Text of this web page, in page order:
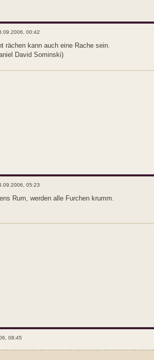
00:42
rächen kann auch eine Rache sein.
David Sominski)
05:23
Rum, werden alle Furchen krumm.
08:45